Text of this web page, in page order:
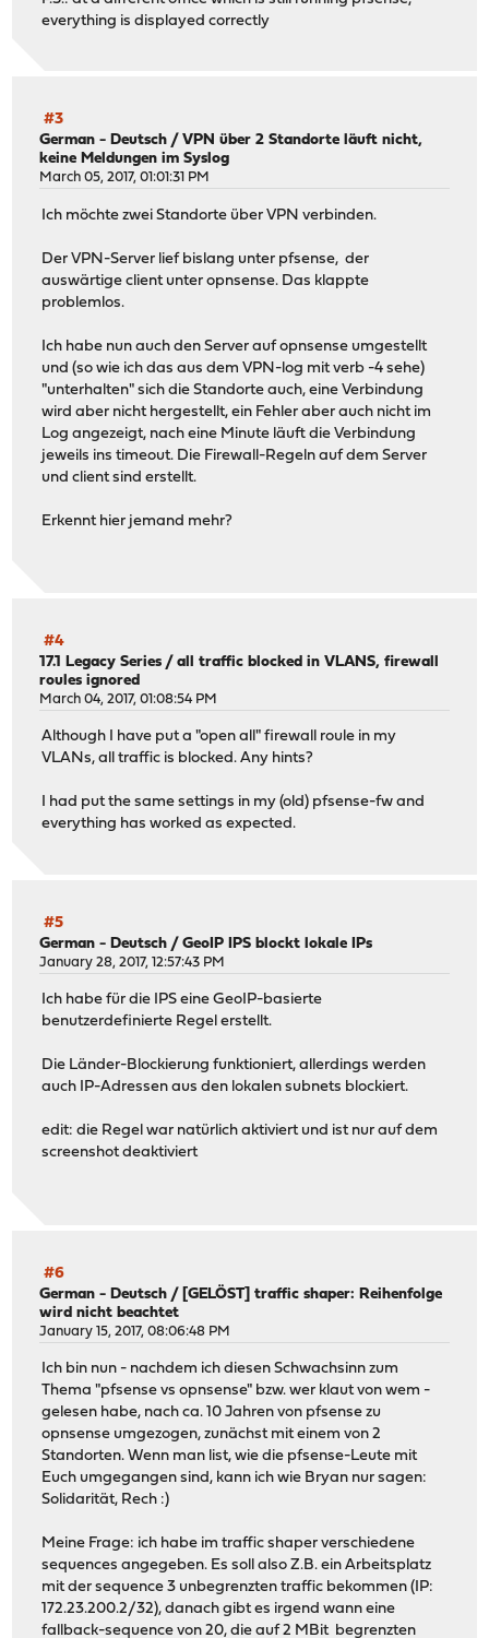
everything is displayed correctly
#3
German - Deutsch /VPN über 2 Standorte läuft nicht,
keine Meldungen im Syslog
March 05, 2017, 01:01:31 PM
Ich möchte zwei Standorte über VPN verbinden.
Der VPN-Server lief bislang unter pfsense, der
auswärtige client unter opnsense. Das klappte
problemlos.
Ich habe nun auch den Server auf opnsense umgestellt
und (so wie ich das aus dem VPN-log mit verb -4 sehe)
"unterhalten" sich die Standorte auch, eine Verbindung
wird aber nicht hergestellt, ein Fehler aber auch nicht im
Log angezeigt, nach eine Minute läuft die Verbindung
jeweils ins timeout. Die Firewall-Regeln auf dem Server
und client sind erstellt.
Erkennt hier jemand mehr?
#4
17.1 Legacy Series /all traffic blocked in VLANS, firewall
roules ignored
March 04, 2017, 01:08:54 PM
Although I have put a "open all" firewall roule in my
VLANs, all traffic is blocked. Any hints?
I had put the same settings in my (old) pfsense-fw and
everything has worked as expected.
#5
German - Deutsch /GeoIP IPS blockt lokale IPs
January 28, 2017, 12:57:43 PM
Ich habe für die IPS eine GeoIP-basierte
benutzerdefinierte Regel erstellt.
Die Länder-Blockierung funktioniert, allerdings werden
auch IP-Adressen aus den lokalen subnets blockiert.
edit: die Regel war natürlich aktiviert und ist nur auf dem
screenshot deaktiviert
#6
German - Deutsch / [GELÖST] traffic shaper: Reihenfolge
wird nicht beachtet
January 15, 2017, 08:06:48 PM
Ich bin nun - nachdem ich diesen Schwachsinn zum
Thema "pfsense vs opnsense" bzw. wer klaut von wem -
gelesen habe, nach ca. 10 Jahren von pfsense zu
opnsense umgezogen, zunächst mit einem von 2
Standorten. Wenn man list, wie die pfsense-Leute mit
Euch umgegangen sind, kann ich wie Bryan nur sagen:
Solidarität, Rech :)
Meine Frage: ich habe im traffic shaper verschiedene
sequences angegeben. Es soll also Z.B. ein Arbeitsplatz
mit der sequence 3 unbegrenzten traffic bekommen (IP:
172.23.200.2/32), danach gibt es irgend wann eine
fallback-sequence von 20, die auf 2 MBit begrenzten